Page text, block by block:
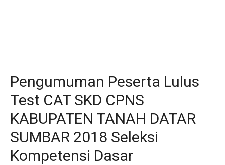
Pengumuman Peserta Lulus
Test CAT SKD CPNS
KABUPATEN TANAH DATAR
SUMBAR 2018 Seleksi
Kompetensi Dasar